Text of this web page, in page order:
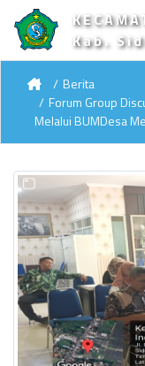
Kab.
Berita
Forum Group
Melalui BUMDesa